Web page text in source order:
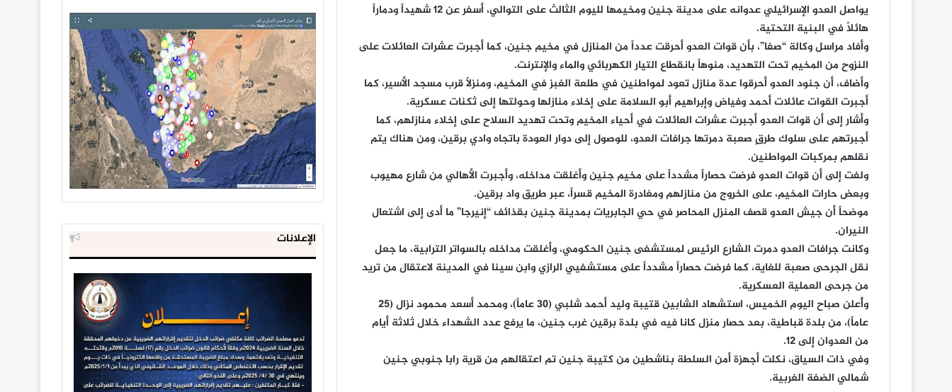
يواصل العدو الإسرائيلي عدوانه على مدينة جنين ومخيمها لليوم الثالث على التوالي، أسفر عن 12 شهيداً ودماراً
هائلاً في البنية التحتية.
وأفاد مراسل وكالة “صفا”، بأن قوات العدو أحرقت عدداً من المنازل في مخيم جنين، كما أجبرت عشرات العائلات على
النزوح من المخيم تحت التهديد، منوهاً بانقطاع التيار الكهربائي والماء والإنترنت.
وأضاف، أن جنود العدو أحرقوا عدة منازل تعود لمواطنين في طلعة الغبز في المخيم، ومنزلاً قرب مسجد الأسير، كما
أجبرت القوات عائلات أحمد وفياض وإبراهيم أبو السلامة على إخلاء منازلها وحولتها إلى ثكنات عسكرية.
وأشار إلى أن قوات العدو أجبرت عشرات العائلات في أحياء المخيم وتحت تهديد السلاح على إخلاء منازلهم، كما
أجبرتهم على سلوك طرقٍ صعبة دمرتها جرافات العدو، للوصول إلى دوار العودة باتجاه وادي برقين، ومن هناك يتم
نقلهم بمركبات المواطنين.
ولفت إلى أن قوات العدو فرضت حصاراً مشدداً على مخيم جنين وأغلقت مداخله، وأجبرت الأهالي من شارع مهيوب
وبعض حارات المخيم، على الخروج من منازلهم ومغادرة المخيم قسراً، عبر طريق واد برقين.
موضحاً أن جيش العدو قصف المنزل المحاصر في حي الجابريات بمدينة جنين بقذائف “إنيرجا” ما أدى إلى اشتعال
النيران.
وكانت جرافات العدو دمرت الشارع الرئيس لمستشفى جنين الحكومي، وأغلقت مداخله بالسواتر الترابية، ما جعل
نقل الجرحى صعبة للغاية، كما فرضت حصاراً مشدداً على مستشفيي الرازي وابن سينا في المدينة لاعتقال من تريد
من جرحى العملية العسكرية.
وأُعلن صباح اليوم الخميس، استشهاد الشابين قتيبة وليد أحمد شلبي (30 عاماً)، ومحمد أسعد محمود نزال (25
عاماً)، من بلدة قباطية، بعد حصار منزل كانا فيه في بلدة برقين غرب جنين، ما يرفع عدد الشهداء خلال ثلاثة أيام
من العدوان إلى 12.
وفي ذات السياق، نكلت أجهزة أمن السلطة بناشطين من كتيبة جنين تم اعتقالهم من قرية رابا جنوبي جنين
شمالي الضفة الغربية.
الإعلانات